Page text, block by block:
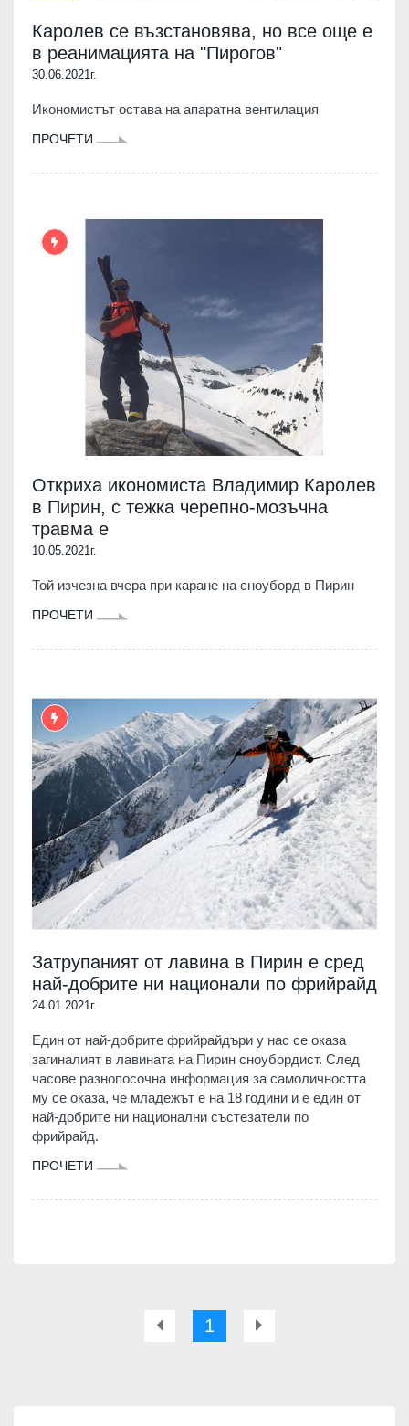
Каролев се възстановява, но все още е
в реанимацията на "Пирогов"
30.06.2021г.
Икономистът остава на апаратна вентилация
ПРОЧЕТИ
Откриха икономиста Владимир Каролев
в Пирин, с тежка черепно-мозъчна
травмa е
10.05.2021г.
Той изчезна вчера при каране на сноуборд в Пирин
ПРОЧЕТИ
Затрупаният от лавина в Пирин е сред
най-добрите ни национали по фрийрайд
24.01.2021г.
Един от най-добрите фрийрайдъри у нас се оказа
загиналият в лавината на Пирин сноубордист. След
часове разнопосочна информация за самоличността
му се оказа, че младежът е на 18 години и е един от
най-добрите ни национални състезатели по
фрийрайд.
ПРОЧЕТИ
1